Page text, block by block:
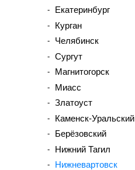
Екатеринбург
Курган
Челябинск
Сургут
Магнитогорск
Миасс
Златоуст
Каменск-Уральский
Берёзовский
Нижний Тагил
Нижневартовск